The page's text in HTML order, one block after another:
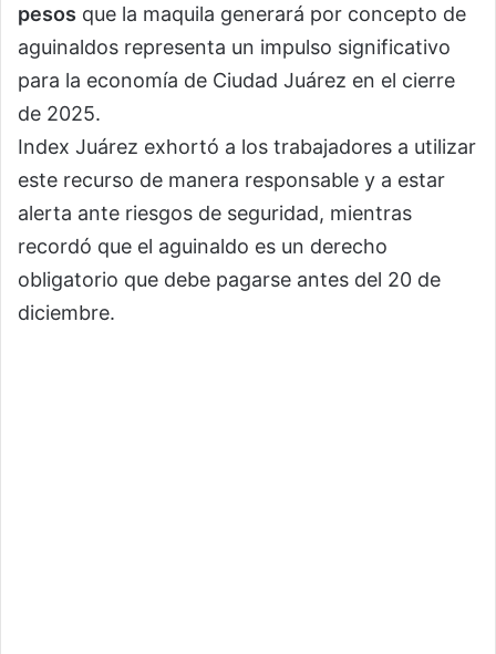
pesos que la maquila generará por concepto de
aguinaldos representa un impulso significativo
para la economía de Ciudad Juárez en el cierre
de 2025.
Index Juárez exhortó a los trabajadores a utilizar
este recurso de manera responsable y a estar
alerta ante riesgos de seguridad, mientras
recordó que el aguinaldo es un derecho
obligatorio que debe pagarse antes del 20 de
diciembre.